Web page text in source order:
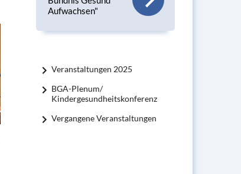
Aufwachsen"
Veranstaltungen 2025
BGA-Plenum/
Kindergesundheitskonferenz
Vergangene Veranstaltungen